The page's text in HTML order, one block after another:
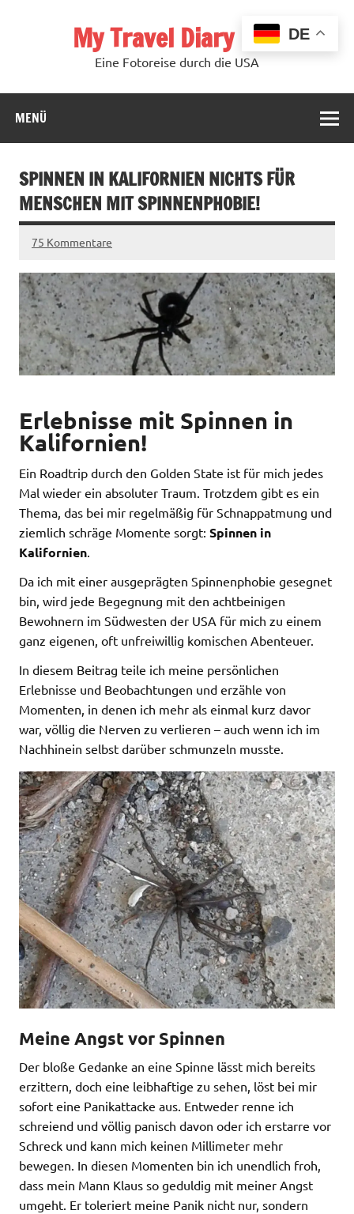
My Travel Diary USA
Eine Fotoreise durch die USA
MENÜ
SPINNEN IN KALIFORNIEN NICHTS FÜR
MENSCHEN MIT SPINNENPHOBIE!
75 Kommentare
Erlebnisse mit Spinnen in
Kalifornien!
Ein Roadtrip durch den Golden State ist für mich jedes
Mal wieder ein absoluter Traum. Trotzdem gibt es ein
Thema, das bei mir regelmäßig für Schnappatmung und
ziemlich schräge Momente sorgt: Spinnen in
Kalifornien.
Da ich mit einer ausgeprägten Spinnenphobie gesegnet
bin, wird jede Begegnung mit den achtbeinigen
Bewohnern im Südwesten der USA für mich zu einem
ganz eigenen, oft unfreiwillig komischen Abenteuer.
In diesem Beitrag teile ich meine persönlichen
Erlebnisse und Beobachtungen und erzähle von
Momenten, in denen ich mehr als einmal kurz davor
war, völlig die Nerven zu verlieren – auch wenn ich im
Nachhinein selbst darüber schmunzeln musste.
Meine Angst vor Spinnen
Der bloße Gedanke an eine Spinne lässt mich bereits
erzittern, doch eine leibhaftige zu sehen, löst bei mir
sofort eine Panikattacke aus. Entweder renne ich
schreiend und völlig panisch davon oder ich erstarre vor
Schreck und kann mich keinen Millimeter mehr
bewegen. In diesen Momenten bin ich unendlich froh,
dass mein Mann Klaus so geduldig mit meiner Angst
umgeht. Er toleriert meine Panik nicht nur, sondern
DE